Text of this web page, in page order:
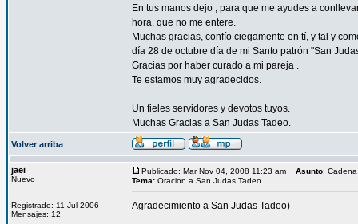
En tus manos dejo , para que me ayudes a
hora, que no me entere.
Muchas gracias, confío ciegamente en tí, y tal y
día 28 de octubre día de mi Santo patrón "San
Gracias por haber curado a mi pareja .
Te estamos muy agradecidos.
Un fieles servidores y devotos tuyos.
Muchas Gracias a San Judas Tadeo.
Volver arriba
jaei
Nuevo
Registrado: 11 Jul 2006
Mensajes: 12
Publicado: Mar Nov 04, 2008 11:23 am Asunto:
Tema: Oracion a San Judas Tadeo
Agradecimiento a San Judas Tadeo)